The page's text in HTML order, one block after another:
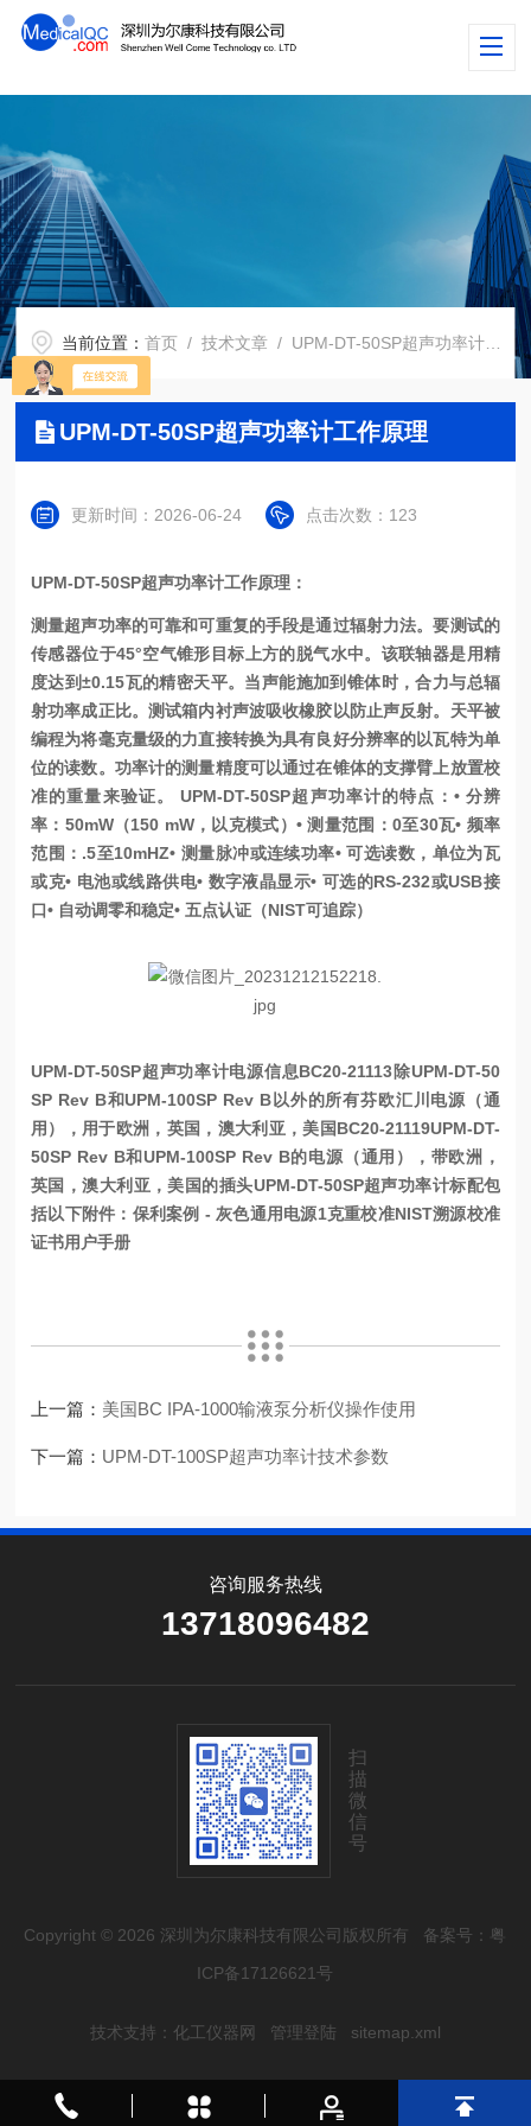
当前位置：首页 /技术文章 / UPM-DT-50SP超声功率计工作原理
UPM-DT-50SP超声功率计工作原理
更新时间：2026-06-24 点击次数：123
UPM-DT-50SP超声功率计工作原理：
测量超声功率的可靠和可重复的手段是通过辐射力法。要测试的
传感器位于45°空气锥形目标上方的脱气水中。该联轴器是用精
度达到±0.15瓦的精密天平。当声能施加到锥体时，合力与总辐
射功率成正比。测试箱内衬声波吸收橡胶以防止声反射。天平被
编程为将毫克量级的力直接转换为具有良好分辨率的以瓦特为单
位的读数。功率计的测量精度可以通过在锥体的支撑臂上放置校
准的重量来验证。
UPM-DT-50SP超声功率计的特点： • 分辨
率：50mW（150 mW，以克模式） • 测量范围：0至30瓦• 频率
范围：.5至10mHZ• 测量脉冲或连续功率• 可选读数，单位为瓦
或克• 电池或线路供电• 数字液晶显示• 可选的RS-232或USB接
口• 自动调零和稳定• 五点认证（NIST可追踪）
UPM-DT-50SP超声功率计电源信息BC20-21113除UPM-DT-50
SP Rev B和UPM-100SP Rev B以外的所有芬欧汇川电源（通
用），用于欧洲，英国，澳大利亚，美国BC20-21119UPM-DT-
50SP Rev B和UPM-100SP Rev B的电源（通用），带欧洲，
英国，澳大利亚，美国的插头UPM-DT-50SP超声功率计标配包
括以下附件： 保利案例 - 灰色通用电源1克重校准NIST溯源校准
证书用户手册
上一篇： 美国BC IPA-1000输液泵分析仪操作使用
下一篇： UPM-DT-100SP超声功率计技术参数
咨询服务热线
13718096482
扫
描
微
信
号
Copyright © 2026 深圳为尔康科技有限公司版权所有 备案号：粤
ICP备17126621号
技术支持： 化工仪器网 管理登陆 sitemap.xml